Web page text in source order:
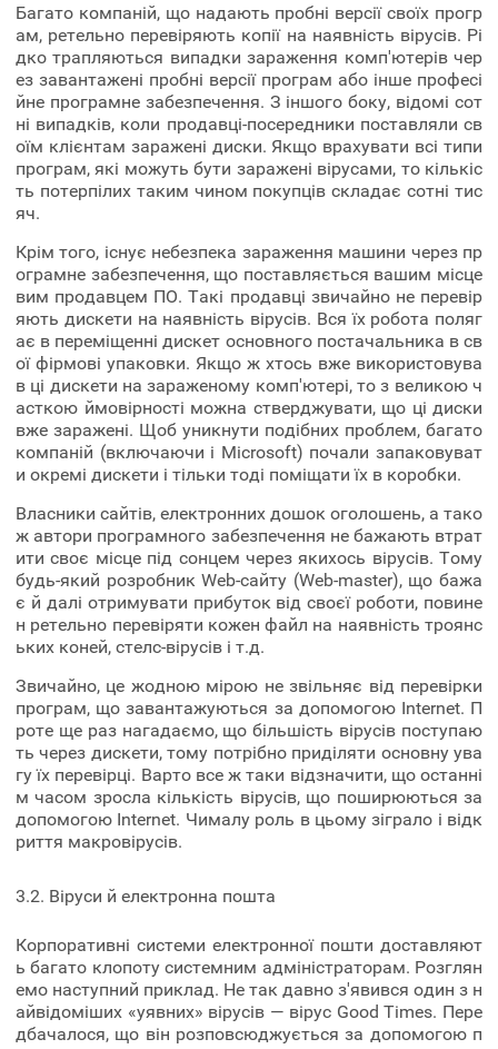
Багато компаній, що надають пробні версії своїх прогр
ам, ретельно перевіряють копії на наявність вірусів. Рі
дко трапляються випадки зараження комп'ютерів чер
ез завантажені пробні версії програм або інше професі
йне програмне забезпечення. З іншого боку, відомі сот
ні випадків, коли продавці-посередники поставляли св
оїм клієнтам заражені диски. Якщо врахувати всі типи
програм, які можуть бути заражені вірусами, то кількіс
ть потерпілих таким чином покупців складає сотні тис
яч.
Крім того, існує небезпека зараження машини через пр
ограмне забезпечення, що поставляється вашим місце
вим продавцем ПО. Такі продавці звичайно не перевір
яють дискети на наявність вірусів. Вся їх робота поляг
ає в переміщенні дискет основного постачальника в св
ої фірмові упаковки. Якщо ж хтось вже використовува
в ці дискети на зараженому комп'ютері, то з великою ч
асткою ймовірності можна стверджувати, що ці диски
вже заражені. Щоб уникнути подібних проблем, багато
компаній (включаючи і Microsoft) почали запаковуват
и окремі дискети і тільки тоді поміщати їх в коробки.
Власники сайтів, електронних дошок оголошень, а тако
ж автори програмного забезпечення не бажають втрат
ити своє місце під сонцем через якихось вірусів. Тому
будь-який розробник Web-сайту (Web-master), що бажа
є й далі отримувати прибуток від своєї роботи, повине
н ретельно перевіряти кожен файл на наявність троянс
ьких коней, стелс-вірусів і т.д.
Звичайно, це жодною мірою не звільняє від перевірки
програм, що завантажуються за допомогою Internet. П
роте ще раз нагадаємо, що більшість вірусів поступаю
ть через дискети, тому потрібно приділяти основну ува
гу їх перевірці. Варто все ж таки відзначити, що останні
м часом зросла кількість вірусів, що поширюються за
допомогою Internet. Чималу роль в цьому зіграло і відк
риття макровірусів.
3.2. Віруси й електронна пошта
Корпоративні системи електронної пошти доставляют
ь багато клопоту системним адміністраторам. Розглян
емо наступний приклад. Не так давно з'явився один з н
айвідоміших «уявних» вірусів — вірус Good Times. Пере
дбачалося, що він розповсюджується за допомогою п